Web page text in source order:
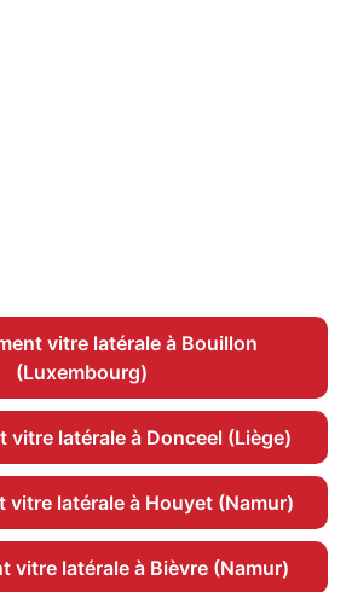
vitre latérale à Bouillon
(Luxembourg)
vitre latérale à Donceel (Liège)
vitre latérale à Houyet (Namur)
vitre latérale à Bièvre (Namur)